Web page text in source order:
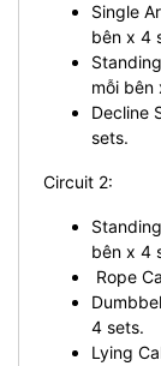
Single
bên x 4
mỗi bên
Decline
sets.
Circuit 2:
bên x 4
Rope
4 sets.
Lying